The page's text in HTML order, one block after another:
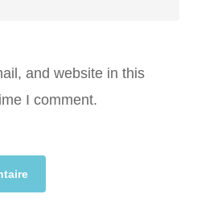
and website in this
I comment.